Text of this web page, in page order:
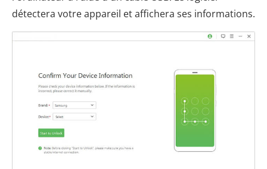
détectera votre appareil et affichera ses informations.